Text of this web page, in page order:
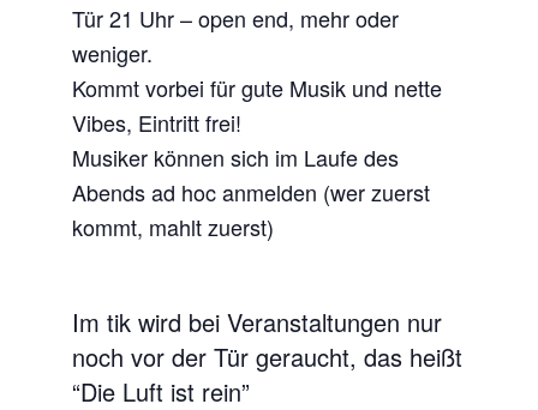
Tür 21 Uhr – open end, mehr oder
weniger.
Kommt vorbei für gute Musik und nette
Vibes, Eintritt frei!
Musiker können sich im Laufe des
Abends ad hoc anmelden (wer zuerst
kommt, mahlt zuerst)
Im tik wird bei Veranstaltungen nur
noch vor der Tür geraucht, das heißt
“Die Luft ist rein”